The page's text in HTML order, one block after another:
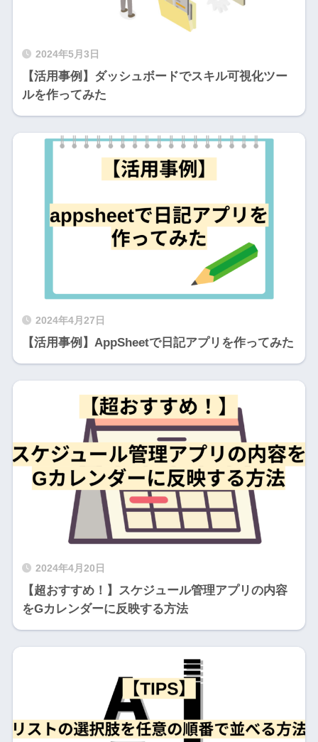
2024年5月3日
【活用事例】ダッシュボードでスキル可視化ツー
ルを作ってみた
2024年4月27日
【活用事例】AppSheetで日記アプリを作ってみた
2024年4月20日
【超おすすめ！】スケジュール管理アプリの内容
をGカレンダーに反映する方法